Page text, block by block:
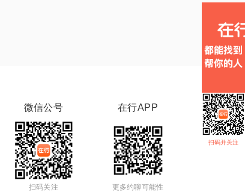
扫码并关注
微信公号
扫码关注
在行APP
更多约聊可能性